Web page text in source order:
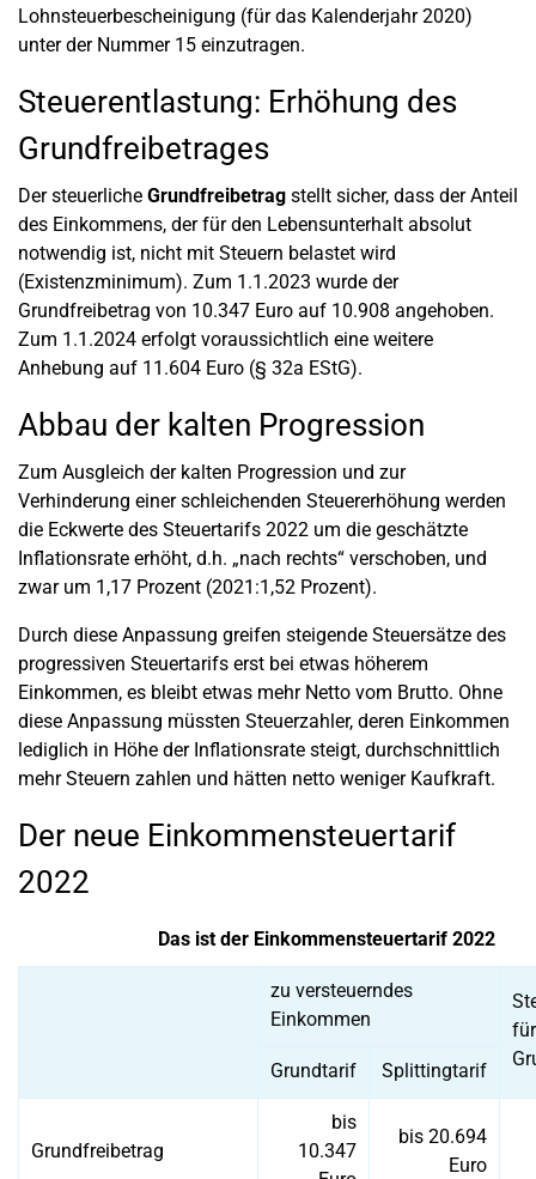
Lohnsteuerbescheinigung (für das Kalenderjahr 2020)
unter der Nummer 15 einzutragen.
Steuerentlastung: Erhöhung des
Grundfreibetrages
Der steuerliche Grundfreibetrag stellt sicher, dass der Anteil
des Einkommens, der für den Lebensunterhalt absolut
notwendig ist, nicht mit Steuern belastet wird
(Existenzminimum). Zum 1.1.2023 wurde der
Grundfreibetrag von 10.347 Euro auf 10.908 angehoben.
Zum 1.1.2024 erfolgt voraussichtlich eine weitere
Anhebung auf 11.604 Euro (§ 32a EStG).
Abbau der kalten Progression
Zum Ausgleich der kalten Progression und zur
Verhinderung einer schleichenden Steuererhöhung werden
die Eckwerte des Steuertarifs 2022 um die geschätzte
Inflationsrate erhöht, d.h. „nach rechts“ verschoben, und
zwar um 1,17 Prozent (2021:1,52 Prozent).
Durch diese Anpassung greifen steigende Steuersätze des
progressiven Steuertarifs erst bei etwas höherem
Einkommen, es bleibt etwas mehr Netto vom Brutto. Ohne
diese Anpassung müssten Steuerzahler, deren Einkommen
lediglich in Höhe der Inflationsrate steigt, durchschnittlich
mehr Steuern zahlen und hätten netto weniger Kaufkraft.
Der neue Einkommensteuertarif
2022
Das ist der Einkommensteuertarif 2022
zu versteuerndes
Einkommen
für
Grundtarif Splittingtarif
Grundfreibetrag
bis
10.347
bis 20.694
Euro